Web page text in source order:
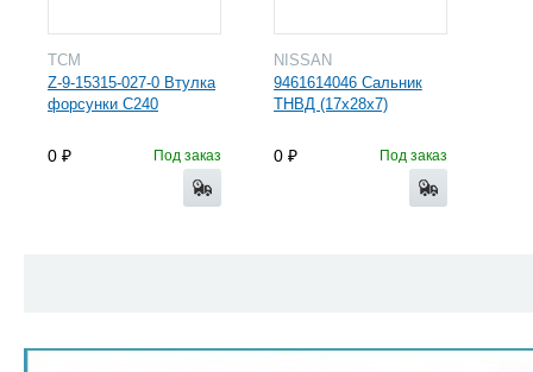
TCM
Z-9-15315-027-0 Втулка
форсунки С240
0 Под заказ
NISSAN
9461614046 Сальник
ТНВД (17х28х7)
0 Под заказ